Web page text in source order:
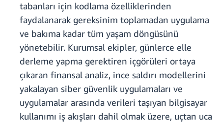
tabanları için kodlama özelliklerinden
faydalanarak gereksinim toplamadan uygulama
ve bakıma kadar tüm yaşam döngüsünü
yönetebilir. Kurumsal ekipler, günlerce elle
derleme yapma gerektiren içgörüleri ortaya
çıkaran finansal analiz, ince saldırı modellerini
yakalayan siber güvenlik uygulamaları ve
uygulamalar arasında verileri taşıyan bilgisayar
kullanımı iş akışları dahil olmak üzere, uçtan uca